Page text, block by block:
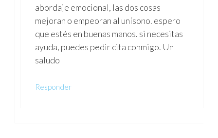
abordaje emocional, las dos cosas
mejoran o empeoran al unísono. espero
que estés en buenas manos. si necesitas
ayuda, puedes pedir cita conmigo. Un
saludo
Responder